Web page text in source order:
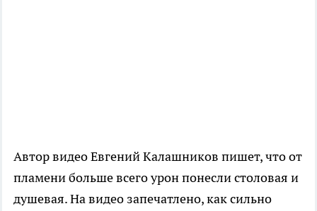
Автор видео Евгений Калашников пишет, что от
пламени больше всего урон понесли столовая и
душевая. На видео запечатлено, как сильно